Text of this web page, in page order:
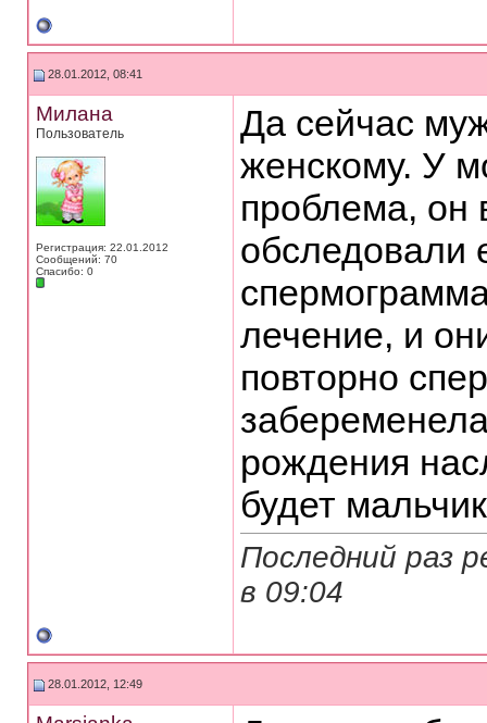
28.01.2012, 08:41
Милана
Пользователь
Регистрация: 22.01.2012
Сообщений: 70
Спасибо: 0
Да сейчас
женскому. У
проблема, он
обследовали
лечение, и
повторно
рождения
будет
Последний раз
в 09:04
28.01.2012, 12:49